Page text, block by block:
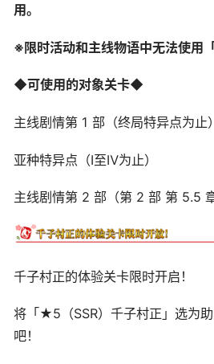
用。
※限时活动和主线物语中无法使用
◆可使用的对象关卡◆
主线剧情第 1 部（终局特异点为止）
亚种特异点（Ⅰ至Ⅳ为止）
主线剧情第 2 部（第 2 部 第 5.5 章
千子村正的体验关卡限时开启！
将「★5（SSR）千子村正」选为
吧！